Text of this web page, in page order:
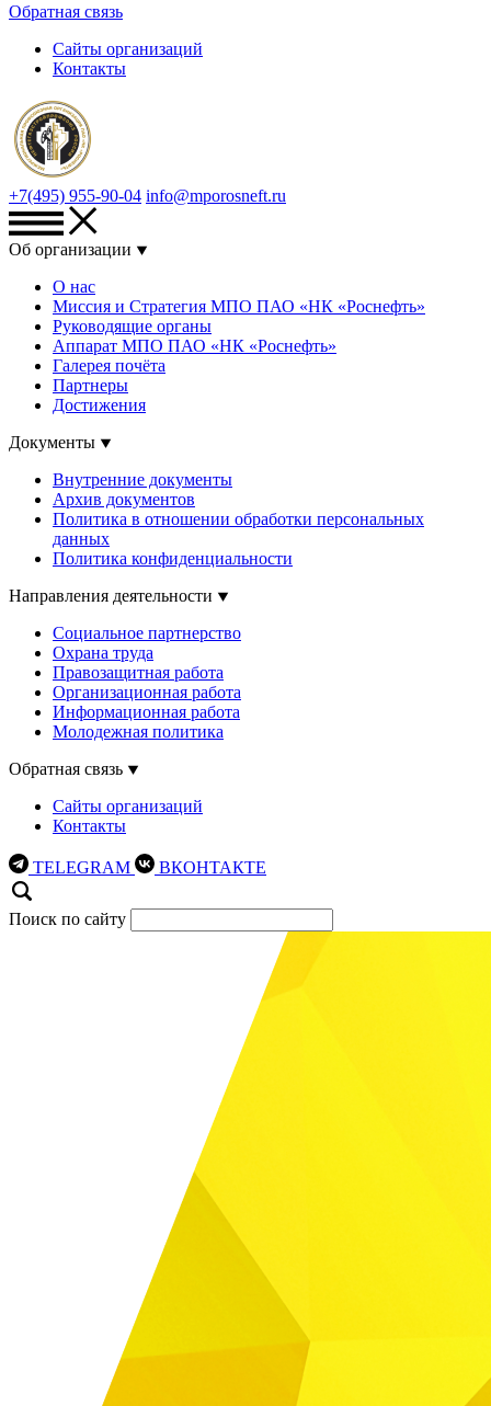
Обратная связь
Сайты организаций
Контакты
+7(495) 955-90-04 info@mporosneft.ru
Об организации
О нас
Миссия и Стратегия МПО ПАО «НК «Роснефть»
Руководящие органы
Аппарат МПО ПАО «НК «Роснефть»
Галерея почёта
Партнеры
Достижения
Документы
Внутренние документы
Архив документов
Политика в отношении обработки персональных
данных
Политика конфиденциальности
Направления деятельности
Социальное партнерство
Охрана труда
Правозащитная работа
Организационная работа
Информационная работа
Молодежная политика
Обратная связь
Сайты организаций
Контакты
TELEGRAM ВКОНТАКТЕ
Поиск по сайту